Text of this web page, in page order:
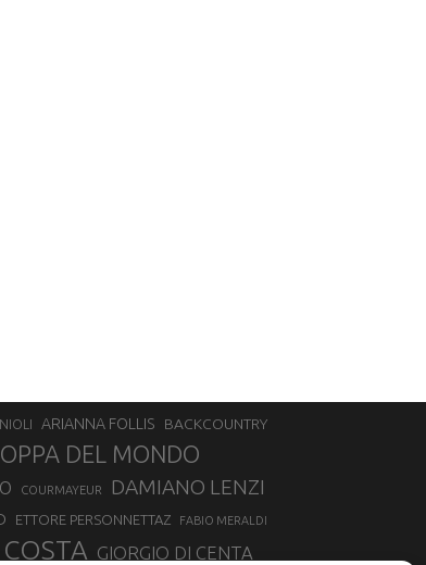
ARIANNA FOLLIS
BACKCOUNTRY
DEL MONDO
COURMAYEUR DAMIANO LENZI
ETTORE PERSONNETTAZ FABIO MERALDI
GIORGIO DI CENTA